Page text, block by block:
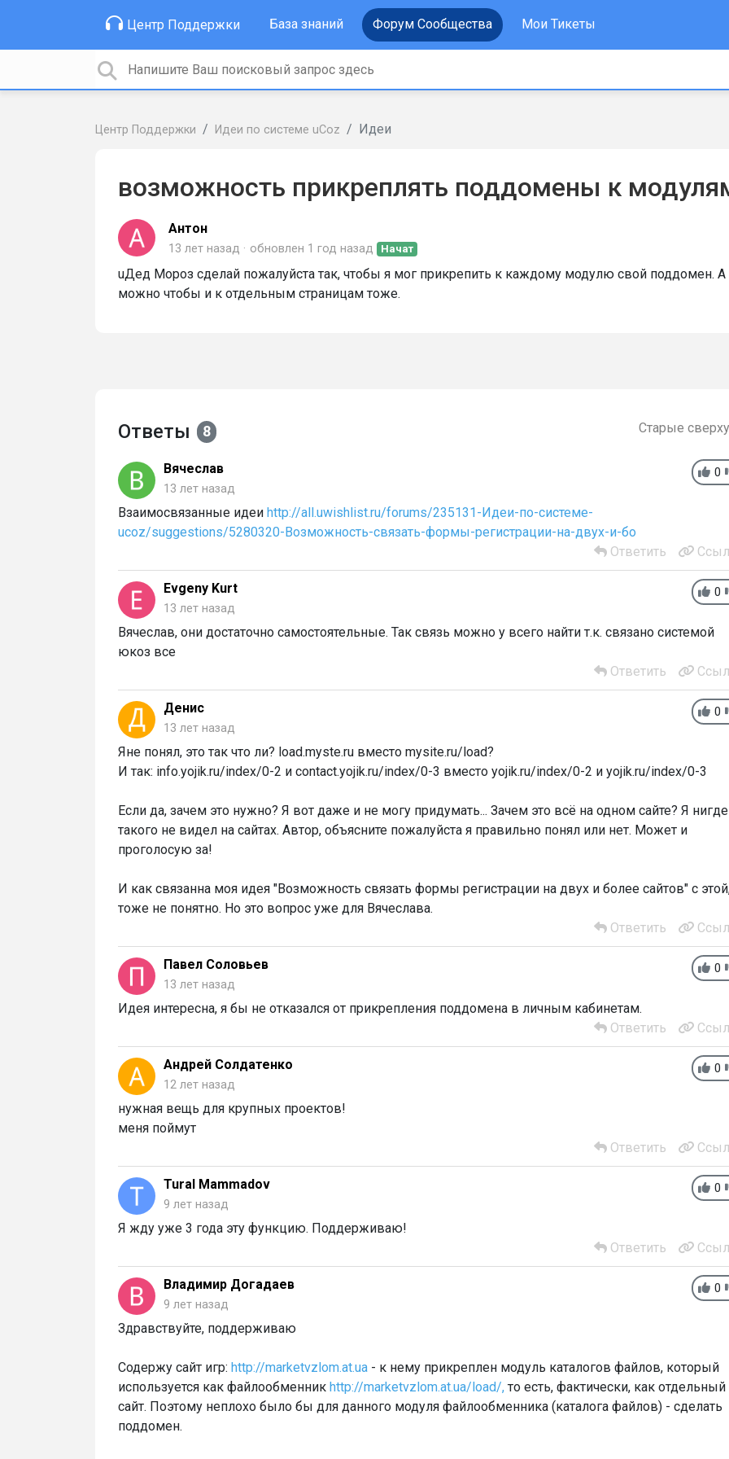
Центр Поддержки База знаний Форум Сообщества Мои Тикеты
Центр Поддержки Идеи по системе uCoz Идеи
возможность прикреплять поддомены к
Антон
13 лет назад обновлен 1 год назад Начат
uДед Мороз сделай пожалуйста так, чтобы я мог прикрепить к каждому модулю свой поддомен. А
можно чтобы и к отдельным страницам тоже.
Ответы 8 Старые сверху
0
Вячеслав
13 лет назад
Взаимосвязанные идеи http://all.uwishlist.ru/forums/235131-Идеи-по-системе-
ucoz/suggestions/5280320-Возможность-связать-формы-регистрации-на-двух-и-бо
Ответить
0
Evgeny Kurt
13 лет назад
Вячеслав, они достаточно самостоятельные. Так связь можно у всего найти т.к. связано системой
юкоз все
Ответить
0
Денис
13 лет назад
Яне понял, это так что ли? load.myste.ru вместо mysite.ru/load?
И так: info.yojik.ru/index/0-2 и contact.yojik.ru/index/0-3 вместо yojik.ru/index/0-2 и yojik.ru/index/0-3
Если да, зачем это нужно? Я вот даже и не могу придумать... Зачем это всё на одном сайте? Я нигде
такого не видел на сайтах. Автор, объясните пожалуйста я правильно понял или нет. Может и
проголосую за!
И как связанна моя идея "Возможность связать формы регистрации на двух и более сайтов" с
тоже не понятно. Но это вопрос уже для Вячеслава.
Ответить
0
Павел Соловьев
13 лет назад
Идея интересна, я бы не отказался от прикрепления поддомена в личным кабинетам.
Ответить
0
Андрей Солдатенко
12 лет назад
нужная вещь для крупных проектов!
меня поймут
Ответить
0
Tural Mammadov
9 лет назад
Я жду уже 3 года эту функцию. Поддерживаю!
Ответить
0
Владимир Догадаев
9 лет назад
Здравствуйте, поддерживаю
Содержу сайт игр: http://marketvzlom.at.ua - к нему прикреплен модуль каталогов файлов, который
используется как файлообменник http://marketvzlom.at.ua/load/, то есть, фактически, как отдельный
сайт. Поэтому неплохо было бы для данного модуля файлообменника (каталога файлов) - сделать
поддомен.